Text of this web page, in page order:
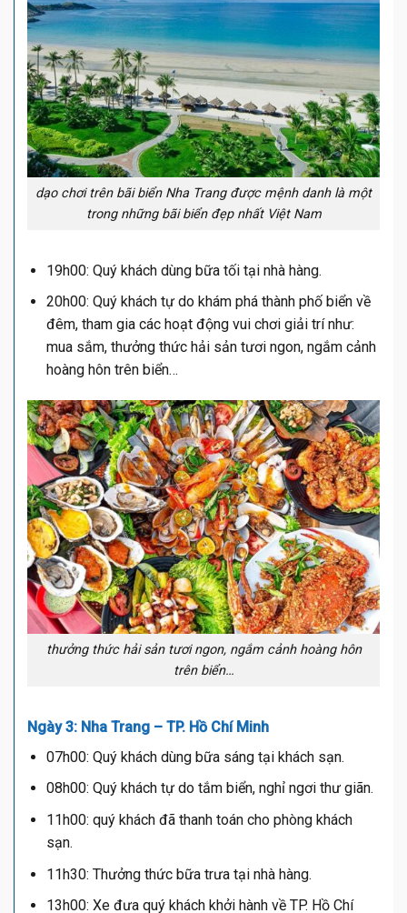
dạo chơi trên bãi biển Nha Trang được mệnh danh là một
trong những bãi biển đẹp nhất Việt Nam
19h00: Quý khách dùng bữa tối tại nhà hàng.
20h00: Quý khách tự do khám phá thành phố biển về
đêm, tham gia các hoạt động vui chơi giải trí như:
mua sắm, thưởng thức hải sản tươi ngon, ngắm cảnh
hoàng hôn trên biển…
thưởng thức hải sản tươi ngon, ngắm cảnh hoàng hôn
trên biển…
Ngày 3: Nha Trang – TP. Hồ Chí Minh
07h00: Quý khách dùng bữa sáng tại khách sạn.
08h00: Quý khách tự do tắm biển, nghỉ ngơi thư giãn.
11h00: quý khách đã thanh toán cho phòng khách
sạn.
11h30: Thưởng thức bữa trưa tại nhà hàng.
13h00: Xe đưa quý khách khởi hành về TP. Hồ Chí